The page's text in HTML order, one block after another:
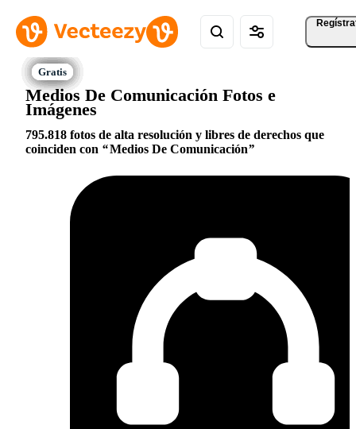
Medios De Comunicación Fotos e
Imágenes
795.818 fotos de alta resolución y libres de derechos que
coinciden con
Medios De Comunicación